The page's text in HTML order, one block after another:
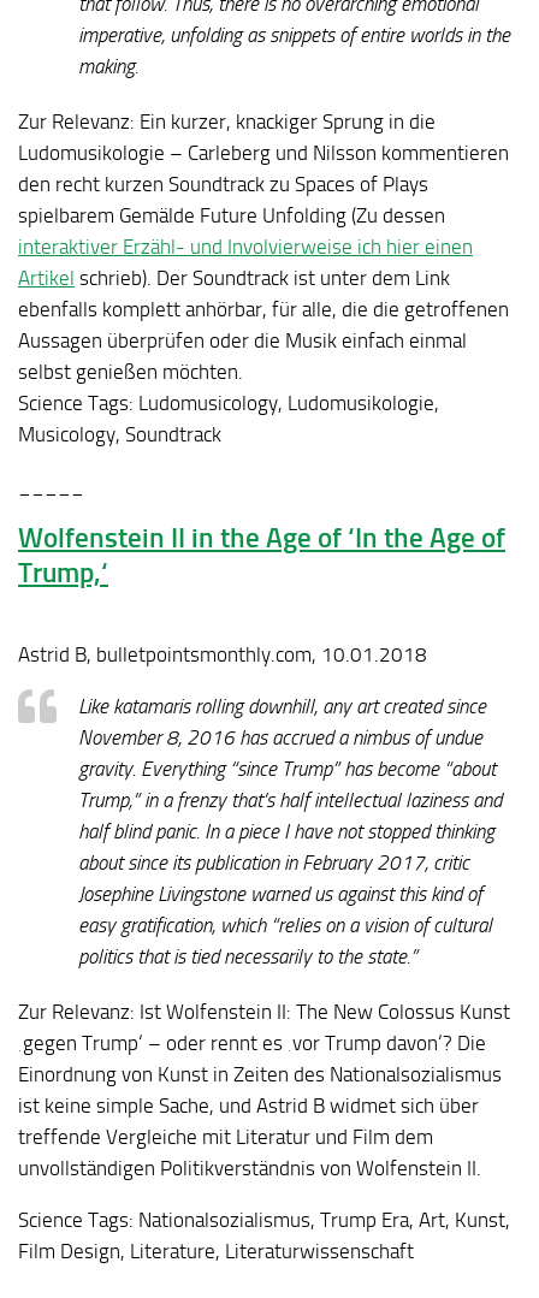
imperative, unfolding as snippets of entire worlds in the
making.
Zur Relevanz: Ein kurzer, knackiger Sprung in die
Ludomusikologie – Carleberg und Nilsson kommentieren
den recht kurzen Soundtrack zu Spaces of Plays
spielbarem Gemälde Future Unfolding (Zu dessen
interaktiver Erzähl- und Involvierweise ich hier einen
Artikel schrieb). Der Soundtrack ist unter dem Link
ebenfalls komplett anhörbar, für alle, die die getroffenen
Aussagen überprüfen oder die Musik einfach einmal
selbst genießen möchten.
Science Tags: Ludomusicology, Ludomusikologie,
Musicology, Soundtrack
Wolfenstein II in the Age of ‘In the Age of
Trump,‘
Astrid B, bulletpointsmonthly.com, 10.01.2018
Like katamaris rolling downhill, any art created since
November 8, 2016 has accrued a nimbus of undue
gravity. Everything “since Trump” has become “about
Trump,” in a frenzy that’s half intellectual laziness and
half blind panic. In a piece I have not stopped thinking
about since its publication in February 2017, critic
Josephine Livingstone warned us against this kind of
easy gratification, which “relies on a vision of cultural
politics that is tied necessarily to the state.”
Zur Relevanz: Ist Wolfenstein II: The New Colossus Kunst
‚gegen Trump‘ – oder rennt es ‚vor Trump davon‘? Die
Einordnung von Kunst in Zeiten des Nationalsozialismus
ist keine simple Sache, und Astrid B widmet sich über
treffende Vergleiche mit Literatur und Film dem
unvollständigen Politikverständnis von Wolfenstein II.
Science Tags: Nationalsozialismus, Trump Era, Art, Kunst,
Film Design, Literature, Literaturwissenschaft